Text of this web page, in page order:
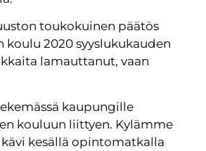
toukokuinen päätös
koulu 2020 syyslukukauden
lamauttanut, vaan
kaupungille
kouluun liittyen. Kylämme
kesällä opintomatkalla